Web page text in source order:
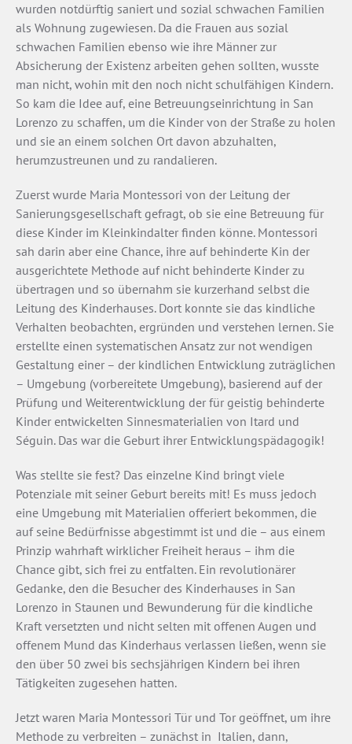
wurden notdürftig saniert und sozial schwachen Familien
als Wohnung zugewiesen. Da die Frauen aus sozial
schwachen Familien ebenso wie ihre Männer zur
Absicherung der Existenz arbeiten gehen sollten, wusste
man nicht, wohin mit den noch nicht schulfähigen Kindern.
So kam die Idee auf, eine Betreuungseinrichtung in San
Lorenzo zu schaffen, um die Kinder von der Straße zu holen
und sie an einem solchen Ort davon abzuhalten,
herumzustreunen und zu randalieren.
Zuerst wurde Maria Montessori von der Leitung der
Sanierungsgesellschaft gefragt, ob sie eine Betreuung für
diese Kinder im Kleinkindalter finden könne. Montessori
sah darin aber eine Chance, ihre auf behinderte Kin­ der
ausgerichtete Methode auf nicht behinderte Kinder zu
übertragen und so übernahm sie kurzerhand selbst die
Leitung des Kinderhauses. Dort konnte sie das kindliche
Verhalten beobachten, ergründen und verstehen lernen. Sie
erstellte einen systematischen Ansatz zur not­ wendigen
Gestaltung einer – der kindlichen Entwicklung zuträglichen
– Umgebung (vorbereitete Umgebung), basierend auf der
Prüfung und Weiterentwicklung der für geistig behinderte
Kinder entwickelten Sinnesmaterialien von Itard und
Séguin. Das war die Geburt ihrer Entwicklungspädagogik!
Was stellte sie fest? Das einzelne Kind bringt viele
Potenziale mit seiner Geburt bereits mit! Es muss jedoch
eine Umgebung mit Materialien offeriert bekommen, die
auf seine Bedürfnisse abgestimmt ist und die – aus einem
Prinzip wahrhaft wirklicher Freiheit heraus – ihm die
Chance gibt, sich frei zu entfalten. Ein revolutionärer
Gedanke, den die Besucher des Kinderhauses in San
Lorenzo in Staunen und Bewunderung für die kindliche
Kraft versetzten und nicht selten mit offenen Augen und
offenem Mund das Kinderhaus verlassen ließen, wenn sie
den über 50 zwei­ bis sechsjährigen Kindern bei ihren
Tätigkeiten zugesehen hatten.
Jetzt waren Maria Montessori Tür und Tor geöffnet, um ihre
Methode zu verbreiten – zunächst in Italien, dann,